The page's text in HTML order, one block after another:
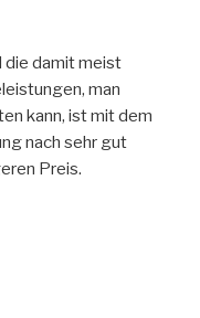
die damit meist
man
kann, ist mit dem
nach sehr gut
Preis.